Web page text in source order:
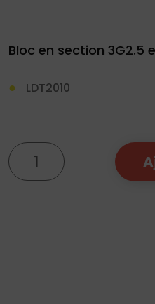
Bloc en section 3G2.5
LDT2010
quantité
de
devis
01